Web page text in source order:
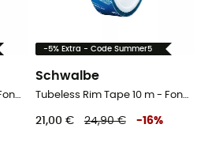
Tubeless Rim Tape 10 m - Fond de jante vélo
-5% Extra - Code Summer5
Schwalbe
Tubeless Rim Tape 10 m - Fond de jante vélo
21,00 € 24,90 € -16%